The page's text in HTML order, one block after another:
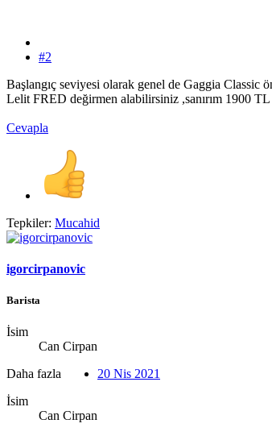
#2
Başlangıç seviyesi olarak genel de Gaggia
Lelit FRED değirmen alabilirsiniz ,sanırım 1900
Cevapla
Tepkiler: Mucahid
igorcirpanovic
Barista
İsim
Can Cirpan
Daha fazla
İsim
Can Cirpan
20 Nis 2021